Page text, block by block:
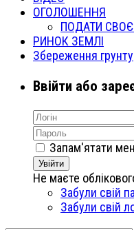
ОГОЛОШЕННЯ
ПОДАТИ
РИНОК ЗЕМЛІ
Збереження грунту
Ввійти або
Запам'ятати
Увійти
Не маєте
Забули свій
Забули свій